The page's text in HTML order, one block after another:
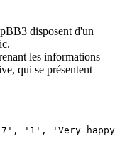
disposent d'un
les informations
qui se présentent
'1', 'Very